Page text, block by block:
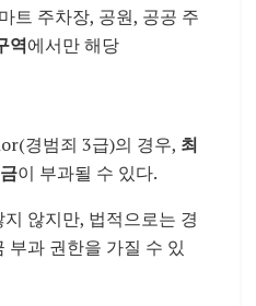
트 주차장, 공원, 공공 주
역에서만 해당
경범죄 3급)의 경우, 최
이 부과될 수 있다.
않지만, 법적으로는 경
부과 권한을 가질 수 있